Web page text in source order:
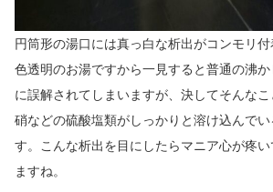
円筒形の湯口には真っ白な析出がコンモリ
色透明のお湯ですから一見すると普通の沸
に誤解されてしまいますが、決してそんな
硝などの硫酸塩類がしっかりと溶け込んでい
す。こんな析出を目にしたらマニア心が疼
ますね。